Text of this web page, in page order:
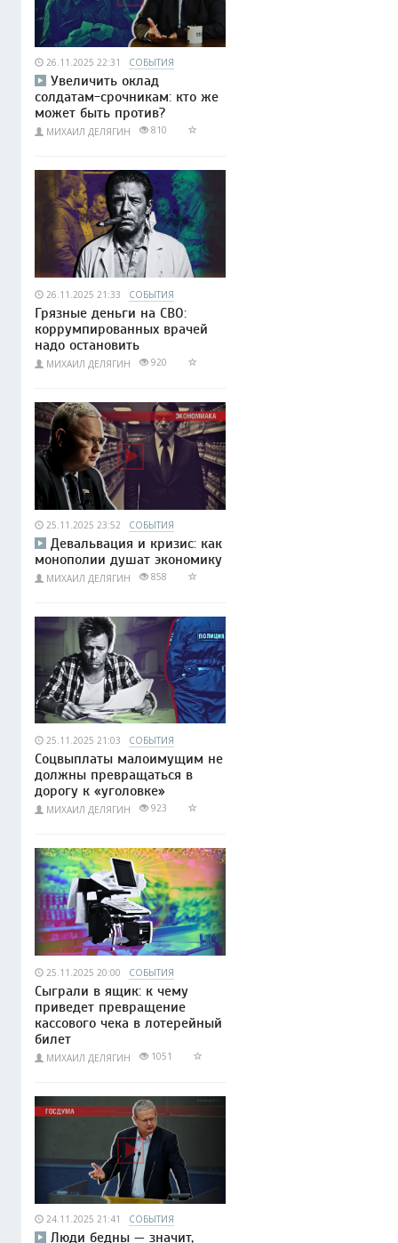
26.11.2025 22:31 СОБЫТИЯ
Увеличить оклад
солдатам-срочникам: кто же
может быть против?
МИХАИЛ ДЕЛЯГИН 810
26.11.2025 21:33 СОБЫТИЯ
Грязные деньги на СВО:
коррумпированных врачей
надо остановить
МИХАИЛ ДЕЛЯГИН 920
25.11.2025 23:52 СОБЫТИЯ
Девальвация и кризис: как
монополии душат экономику
МИХАИЛ ДЕЛЯГИН 858
25.11.2025 21:03 СОБЫТИЯ
Соцвыплаты малоимущим не
должны превращаться в
дорогу к «уголовке»
МИХАИЛ ДЕЛЯГИН 923
25.11.2025 20:00 СОБЫТИЯ
Сыграли в ящик: к чему
приведет превращение
кассового чека в лотерейный
билет
МИХАИЛ ДЕЛЯГИН 1051
24.11.2025 21:41 СОБЫТИЯ
Люди бедны — значит,